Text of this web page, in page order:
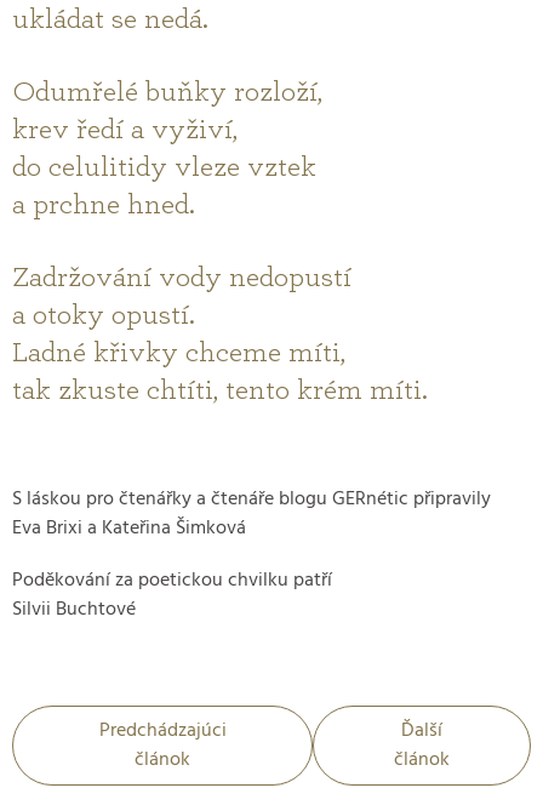
ukládat se nedá.
Odumřelé buňky rozloží,
krev ředí a vyživí,
do celulitidy vleze vztek
a prchne hned.
Zadržování vody nedopustí
a otoky opustí.
Ladné křivky chceme míti,
tak zkuste chtíti, tento krém míti.
S láskou pro čtenářky a čtenáře blogu GERnétic připravily
Eva Brixi a Kateřina Šimková
Poděkování za poetickou chvilku patří
Silvii Buchtové
Predchádzajúci
článok
Ďalší
článok